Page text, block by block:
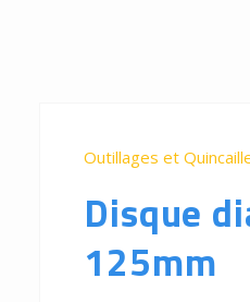
Outillages et
Disque
125mm